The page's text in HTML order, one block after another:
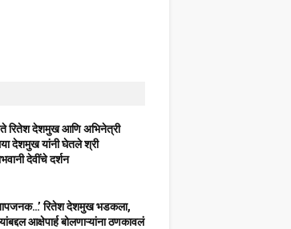
रितेश देशमुख आणि अभिनेत्री
देशमुख यांनी घेतले श्री
देवींचे दर्शन
रितेश देशमुख भडकला,
आक्षेपार्ह बोलणाऱ्यांना ठणकावलं